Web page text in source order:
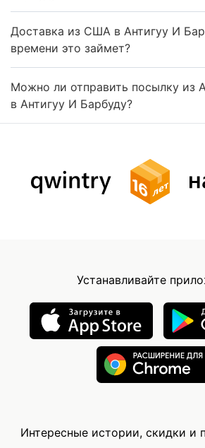
Доставка из США в Антигуу И
времени это займет?
Можно ли отправить посылку из
в Антигуу И Барбуду?
Устанавливайте
Интересные истории, скидки и